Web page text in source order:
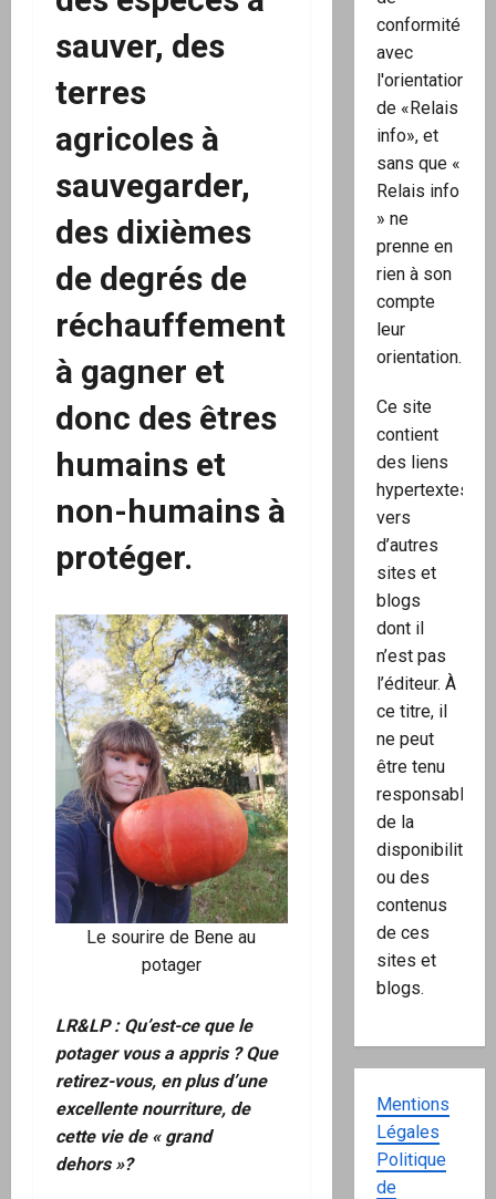
sauver, des
terres
agricoles à
sauvegarder,
des dixièmes
de degrés de
réchauffement
à gagner et
donc des êtres
humains et
non-humains à
protéger.
Le sourire de Bene au
potager
LR&LP : Qu’est-ce que le
potager vous a appris ? Que
retirez-vous, en plus d’une
excellente nourriture, de
cette vie de « grand
dehors »?
conformité
avec
l'orientation
de «Relais
info», et
sans que «
Relais info
» ne
prenne en
rien à son
compte
leur
orientation.
Ce site
contient
des liens
hypertextes
vers
d’autres
sites et
blogs
dont il
n’est pas
l’éditeur. À
ce titre, il
ne peut
être tenu
responsable
de la
disponibilité
ou des
contenus
de ces
sites et
blogs.
Mentions
Légales
Politique
de